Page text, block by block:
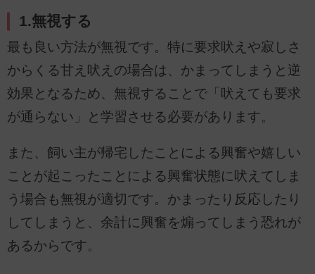
1.無視する
最も良い方法が無視です。特に要求吠えや寂しさ
からくる甘え吠えの場合は、かまってしまうと逆
効果となるため、無視することで「吠えても要求
が通らない」と学習させる必要があります。
また、飼い主が帰宅したことによる興奮や嬉しい
ことが起こったことによる興奮状態に吠えてしま
う場合も無視が適切です。かまったり反応したり
してしまうと、余計に興奮を煽ってしまう恐れが
あるからです。